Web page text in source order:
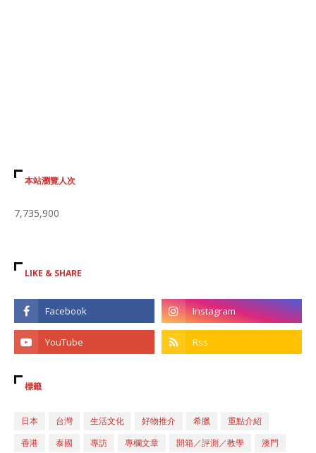
本站瀏覽人次
7,735,900
LIKE & SHARE
標籤
日本 台灣 生活文化 好物推介 希臘
重點介紹
香港
泰國 專訪 專欄文章 開箱／評測／教學
澳門